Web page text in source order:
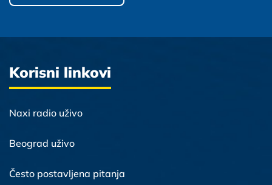
Korisni linkovi
Naxi radio uživo
Beograd uživo
Često postavljena pitanja